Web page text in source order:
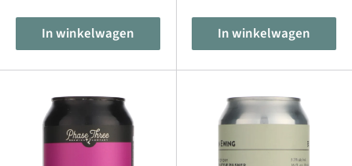
In winkelwagen In winkelwagen